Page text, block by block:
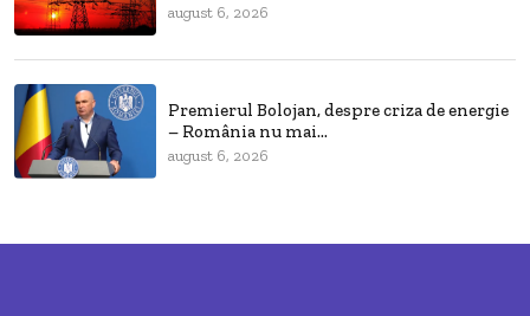
august 6, 2026
Premierul Bolojan, despre criza de energie
– România nu mai...
august 6, 2026